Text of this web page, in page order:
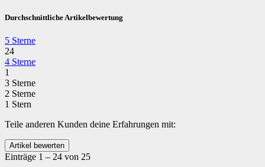
Durchschnittliche Artikelbewertung
5 Sterne
24
4 Sterne
1
3 Sterne
2 Sterne
1 Stern
Teile anderen Kunden deine Erfahrungen mit:
Einträge 1 – 24 von 25